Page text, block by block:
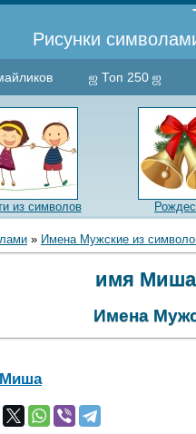
Рисунки
ஜ Топ 250 ஜ
из символов
» Имена Мужские из
имя Миша
Имена